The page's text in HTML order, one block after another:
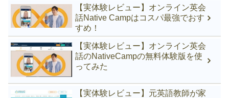
【実体験レビュー】オンライン英会
話Native Campはコスパ最強でおす
すめ！
【実体験レビュー】オンライン英会
話のNativeCampの無料体験版を使
ってみた
【実体験レビュー】元英語教師が家